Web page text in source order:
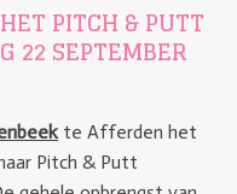
PITCH & PUTT
22 SEPTEMBER
te Afferden het
Pitch & Putt